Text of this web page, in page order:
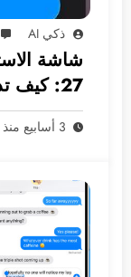
ذكي AI
27: كيف
فون دون
3 أسابيع منذ النشر